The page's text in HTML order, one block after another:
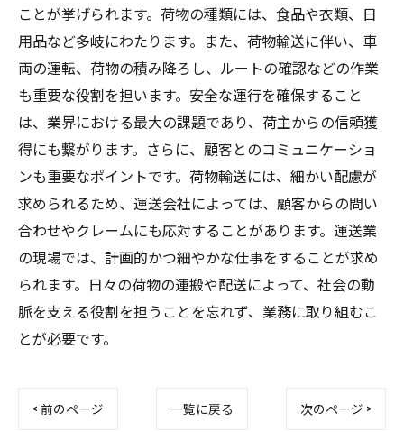
ことが挙げられます。荷物の種類には、食品や衣類、日
用品など多岐にわたります。また、荷物輸送に伴い、車
両の運転、荷物の積み降ろし、ルートの確認などの作業
も重要な役割を担います。安全な運行を確保すること
は、業界における最大の課題であり、荷主からの信頼獲
得にも繋がります。さらに、顧客とのコミュニケーショ
ンも重要なポイントです。荷物輸送には、細かい配慮が
求められるため、運送会社によっては、顧客からの問い
合わせやクレームにも応対することがあります。運送業
の現場では、計画的かつ細やかな仕事をすることが求め
られます。日々の荷物の運搬や配送によって、社会の動
脈を支える役割を担うことを忘れず、業務に取り組むこ
とが必要です。
< 前のページ 一覧に戻る 次のページ >